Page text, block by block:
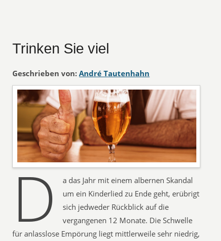
Trinken Sie viel
Geschrieben von: André Tautenhahn
D
a das Jahr mit einem albernen Skandal
um ein Kinderlied zu Ende geht, erübrigt
sich jedweder Rückblick auf die
vergangenen 12 Monate. Die Schwelle
für anlasslose Empörung liegt mittlerweile sehr niedrig,